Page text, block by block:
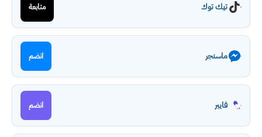
تيك توك متابعة
ماسنجر انضم
فايبر انضم